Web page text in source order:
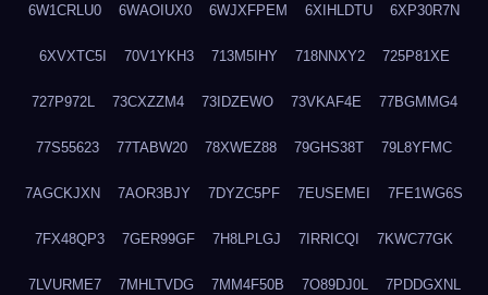
6W1CRLU0 6WAOIUX0 6WJXFPEM 6XIHLDTU 6XP30R7N
6XVXTC5I 70V1YKH3 713M5IHY 718NNXY2 725P81XE
727P972L 73CXZZM4 73IDZEWO 73VKAF4E 77BGMMG4
77S55623 77TABW20 78XWEZ88 79GHS38T 79L8YFMC
7AGCKJXN 7AOR3BJY 7DYZC5PF 7EUSEMEI 7FE1WG6S
7FX48QP3 7GER99GF 7H8LPLGJ 7IRRICQI 7KWC77GK
7LVURME7 7MHLTVDG 7MM4F50B 7O89DJ0L 7PDDGXNL